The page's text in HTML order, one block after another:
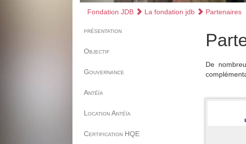
Fondation JDB La fondation jdb Partenaires
présentation
Objectif
Gouvernance
Antéïa
Location Antéïa
Certification HQE
De